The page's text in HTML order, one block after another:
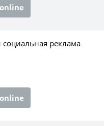
реклама